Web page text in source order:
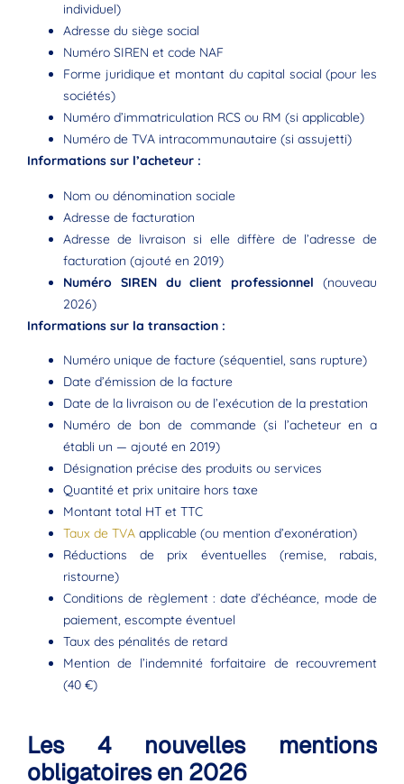
individuel)
Adresse du siège social
Numéro SIREN et code NAF
Forme juridique et montant du capital social (pour les
sociétés)
Numéro d’immatriculation RCS ou RM (si applicable)
Numéro de TVA intracommunautaire (si assujetti)
Informations sur l’acheteur :
Nom ou dénomination sociale
Adresse de facturation
Adresse de livraison si elle diffère de l’adresse de
facturation (ajouté en 2019)
Numéro SIREN du client professionnel (nouveau
2026)
Informations sur la transaction :
Numéro unique de facture (séquentiel, sans rupture)
Date d’émission de la facture
Date de la livraison ou de l’exécution de la prestation
Numéro de bon de commande (si l’acheteur en a
établi un — ajouté en 2019)
Désignation précise des produits ou services
Quantité et prix unitaire hors taxe
Montant total HT et TTC
Taux de TVA applicable (ou mention d’exonération)
Réductions de prix éventuelles (remise, rabais,
ristourne)
Conditions de règlement : date d’échéance, mode de
paiement, escompte éventuel
Taux des pénalités de retard
Mention de l’indemnité forfaitaire de recouvrement
(40 €)
Les 4 nouvelles mentions
obligatoires en 2026